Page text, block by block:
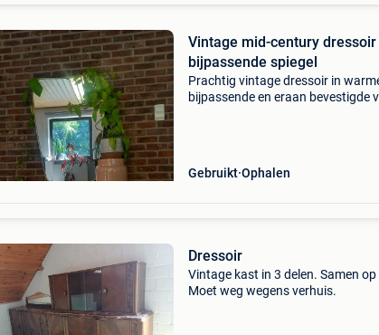
Vintage mid-century
bijpassende spiegel
Prachtig vintage dressoir in
bijpassende en eraan bevestigde
Gebruikt Ophalen
Dressoir
Vintage kast in 3 delen. Samen
Moet weg wegens verhuis.